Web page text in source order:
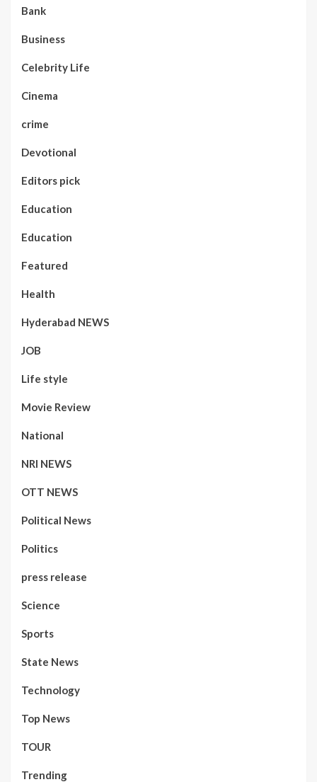
Bank
Business
Celebrity Life
Cinema
crime
Devotional
Editors pick
Education
Education
Featured
Health
Hyderabad NEWS
JOB
Life style
Movie Review
National
NRI NEWS
OTT NEWS
Political News
Politics
press release
Science
Sports
State News
Technology
Top News
TOUR
Trending